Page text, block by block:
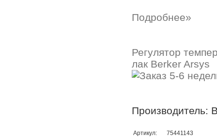
Подробнее»
Регулятор
лак Berker Arsys
Производитель:
Артикул:
75441143